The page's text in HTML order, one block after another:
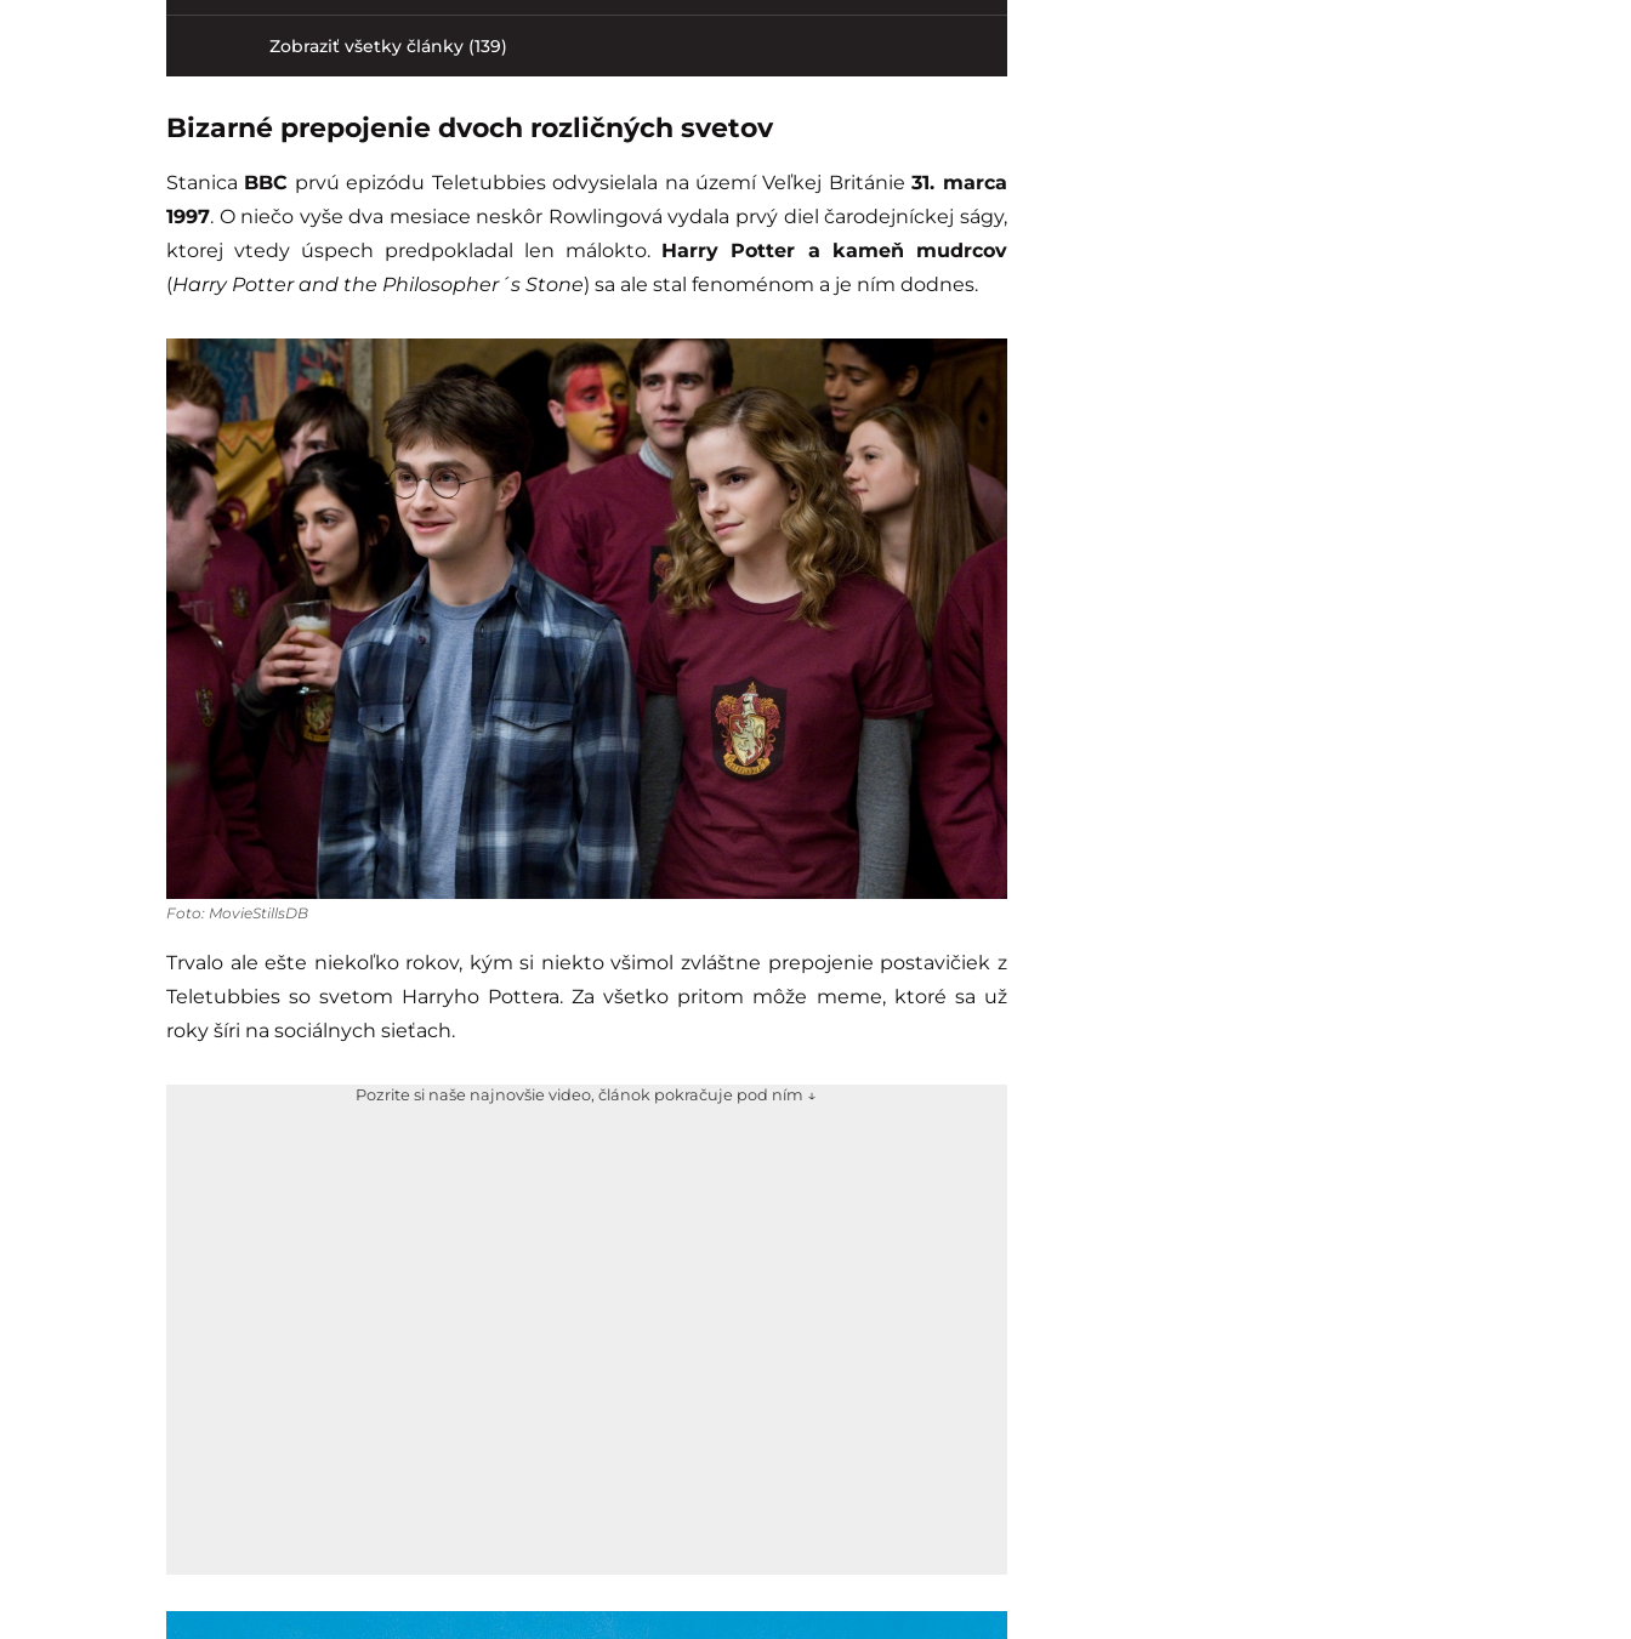
Zobraziť všetky články (139)
Bizarné prepojenie dvoch rozličných svetov
Stanica BBC prvú epizódu Teletubbies odvysielala na území Veľkej Británie31. marca
1997. O niečo vyše dva mesiace neskôr Rowlingová vydala prvý diel čarodejníckej ságy,
ktorej vtedy úspech predpokladal len málokto. Harry Potter a kameň mudrcov
(Harry Potter and the Philosopher´s Stone) sa ale stal fenoménom a je ním dodnes.
Foto: MovieStillsDB
Trvalo ale ešte niekoľko rokov, kým si niekto všimol zvláštne prepojenie postavičiek z
Teletubbies so svetom Harryho Pottera. Za všetko pritom môže meme, ktoré sa už
roky šíri na sociálnych sieťach.
Pozrite si naše najnovšie video, článok pokračuje pod ním ↓